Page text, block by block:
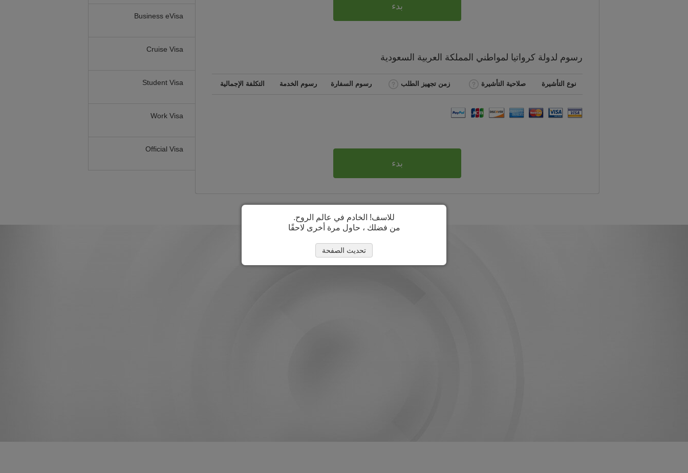
Business eVisa
Cruise Visa
Student Visa
Work Visa
Official Visa
بدء
رسوم لدولة كرواتيا لمواطني المملكة العربية السعودية
نوع التأشيرة صلاحية التأشيرة زمن تجهيز الطلب رسوم السفارة رسوم الخدمة التكلفة الإجمالية
بدء
للاسف! الخادم في عالم الروح.
من فضلك ، حاول مرة أخرى لاحقًا
تحديث الصفحة